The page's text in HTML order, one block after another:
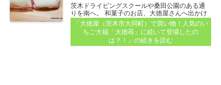
茨木ドライビングスクールや桑田公園のある通
りを南へ。 和菓子のお店、大徳屋さんへ出かけ
ました。 大徳屋さんは、JR茨木駅の西・済生会
茨木病院のすぐ近くにもあり、どちらも注文し
てから焼いてくれるみたらし団子が人気です...
「大徳屋（茨木市大同町）で買い物！人気のい
ちご大福「大徳苺」に続いて登場したの
は？！」の続きを読む